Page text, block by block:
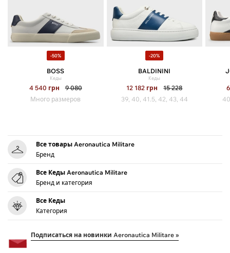
-50%
BOSS
Кеды
4 540 грн
9 080
Много размеров
-20%
BALDININI
Кеды
12 182 грн
15 228
39, 40, 41.5, 42, 43, 44
Все товары Aeronautica Militare
Бренд
Все Кеды Aeronautica Militare
Бренд и категория
Все Кеды
Категория
Подписаться на новинки Aeronautica Militare »